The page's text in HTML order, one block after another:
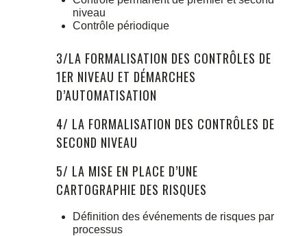
niveau
Contrôle périodique
3/LA FORMALISATION DES CONTRÔLES DE
1ER NIVEAU ET DÉMARCHES
D’AUTOMATISATION
4/ LA FORMALISATION DES CONTRÔLES DE
SECOND NIVEAU
5/ LA MISE EN PLACE D’UNE
CARTOGRAPHIE DES RISQUES
Définition des événements de risques par
processus